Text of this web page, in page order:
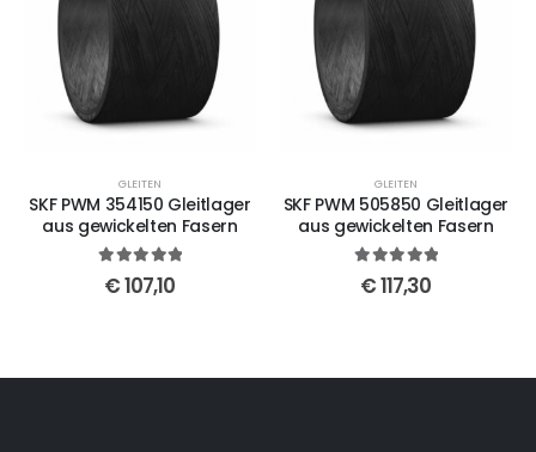
GLEITEN
SKF PWM 354150 Gleitlager
aus gewickelten Fasern
out of 5
€107,10
GLEITEN
SKF PWM 505850 Gleitlager
aus gewickelten Fasern
out of 5
€117,30